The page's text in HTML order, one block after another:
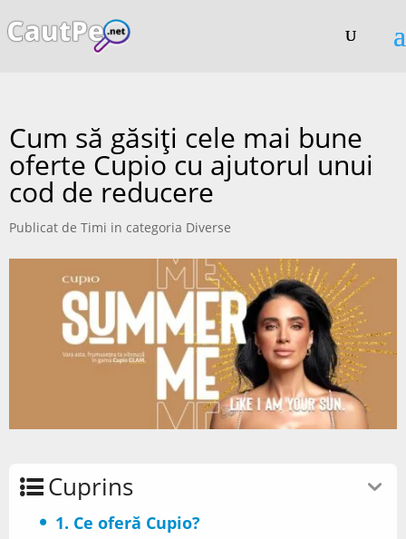
Cum să găsiți cele mai bune
oferte Cupio cu ajutorul unui
cod de reducere
Publicat de Timi in categoria Diverse
Cuprins
1. Ce oferă Cupio?